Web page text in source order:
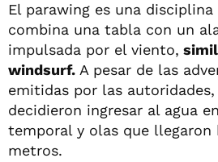
El parawing es una
combina una tabla con un
impulsada por el viento,
windsurf. A pesar de las
emitidas por las
decidieron ingresar al agua
temporal y olas que llegaron
metros.